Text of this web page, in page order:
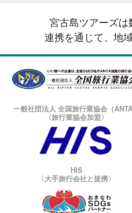
宮古島ツアーズ
連携を通じて、地
一般社団法人 全国旅行業協会（ANTA
〈旅行業協会加盟〉
HIS
〈大手旅行会社と提携〉